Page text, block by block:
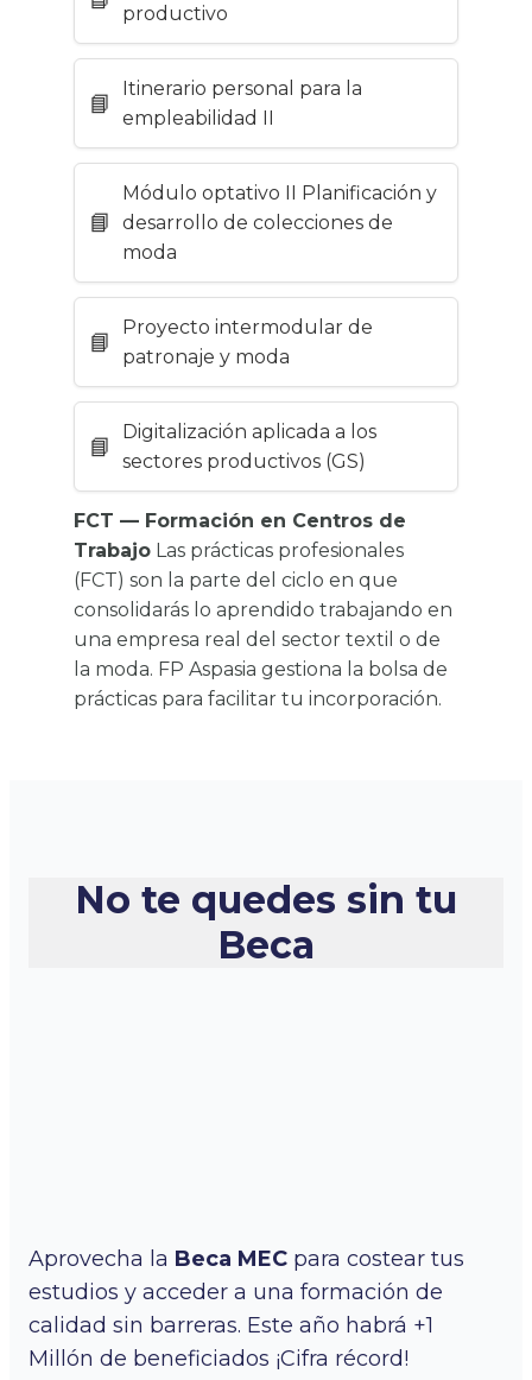
productivo
Itinerario personal para la
empleabilidad II
Módulo optativo II Planificación y
desarrollo de colecciones de
moda
Proyecto intermodular de
patronaje y moda
Digitalización aplicada a los
sectores productivos (GS)
FCT — Formación en Centros de
Trabajo Las prácticas profesionales
(FCT) son la parte del ciclo en que
consolidarás lo aprendido trabajando en
una empresa real del sector textil o de
la moda. FP Aspasia gestiona la bolsa de
prácticas para facilitar tu incorporación.
No te quedes sin tu
Beca
Aprovecha la Beca MEC para costear tus
estudios y acceder a una formación de
calidad sin barreras. Este año habrá +1
Millón de beneficiados ¡Cifra récord!